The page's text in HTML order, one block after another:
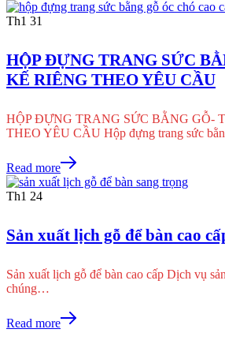
Th1 31
HỘP ĐỰNG TRANG SỨC
KẾ RIÊNG THEO YÊU CẦU
HỘP ĐỰNG TRANG SỨC BẰNG GỖ-
THEO YÊU CẦU Hộp đựng trang sức
Read more
Th1 24
Sản xuất lịch gỗ để bàn cao
Sản xuất lịch gỗ để bàn cao cấp Dịch vụ
chúng…
Read more